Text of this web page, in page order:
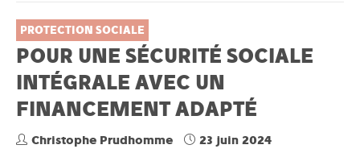
PROTECTION SOCIALE
POUR UNE SÉCURITÉ SOCIALE
INTÉGRALE AVEC UN
FINANCEMENT ADAPTÉ
Christophe Prudhomme 23 juin 2024